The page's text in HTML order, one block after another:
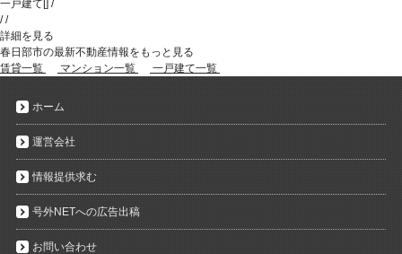
一戸建て[] /
//
詳細を見る
春日部市の最新不動産情報をもっと見る
賃貸一覧
マンション一覧 一戸建て一覧
ホーム
運営会社
情報提供求む
号外NETへの広告出稿
お問い合わせ